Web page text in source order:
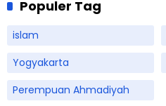
Populer Tag
islam
Yogyakarta
Perempuan Ahmadiyah